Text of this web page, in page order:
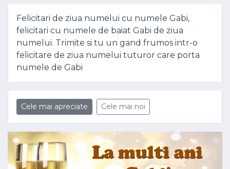
Felicitari de ziua numelui cu numele Gabi,
felicitari cu numele de baiat Gabi de ziua
numelui. Trimite si tu un gand frumos intr-o
felicitare de ziua numelui tuturor care porta
numele de Gabi
Cele mai apreciate Cele mai noi